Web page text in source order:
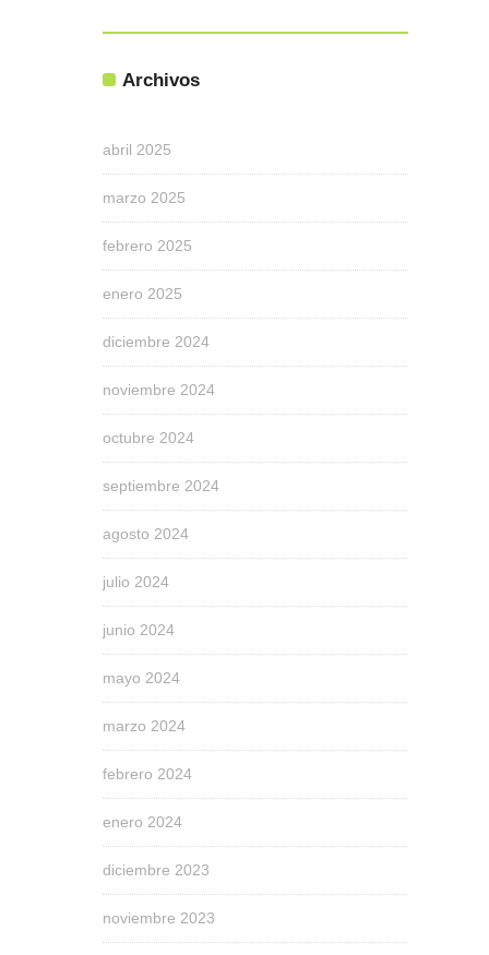
Archivos
abril 2025
marzo 2025
febrero 2025
enero 2025
diciembre 2024
noviembre 2024
octubre 2024
septiembre 2024
agosto 2024
julio 2024
junio 2024
mayo 2024
marzo 2024
febrero 2024
enero 2024
diciembre 2023
noviembre 2023